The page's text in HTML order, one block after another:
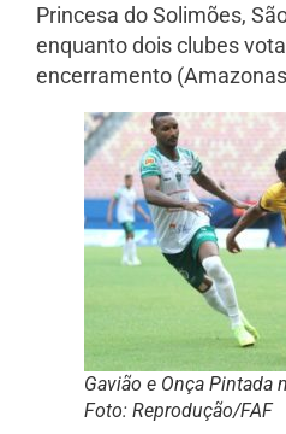
Princesa do Solimões,
enquanto dois clubes
encerramento
Gavião e Onça Pintada
Foto: Reprodução/FAF